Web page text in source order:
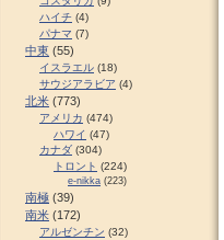
ハイチ (4)
パナマ (7)
中東 (55)
イスラエル (18)
サウジアラビア (4)
北米 (773)
アメリカ (474)
ハワイ (47)
カナダ (304)
トロント (224)
e-nikka (223)
南極 (39)
南米 (172)
アルゼンチン (32)